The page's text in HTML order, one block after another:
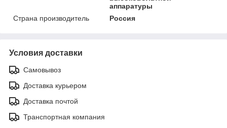
аппаратуры
Страна производитель
Россия
Условия доставки
Самовывоз
Доставка курьером
Доставка почтой
Транспортная компания